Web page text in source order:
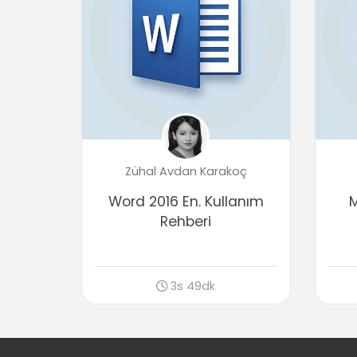
Zühal Avdan Karakoç
Word 2016 En. Kullanım
Rehberi
3s 49dk